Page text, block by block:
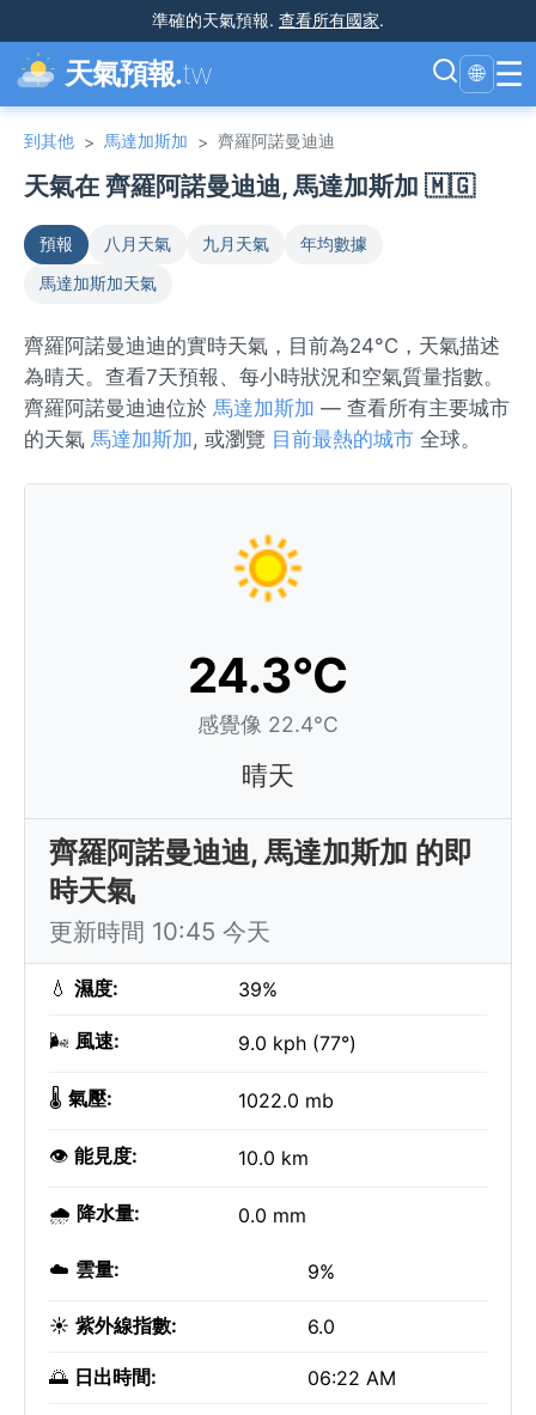
準確的天氣預報. 查看所有國家.
天氣預報.tw 🌐 ☰
到其他 > 馬達加斯加 > 齊羅阿諾曼迪迪
天氣在 齊羅阿諾曼迪迪, 馬達加斯加 🇲🇬
預報 八月天氣 九月天氣
年均數據
馬達加斯加天氣
齊羅阿諾曼迪迪的實時天氣，目前為24°C，天氣描述
為晴天。查看7天預報、每小時狀況和空氣質量指數。
齊羅阿諾曼迪迪位於 馬達加斯加 — 查看所有主要城市
的天氣 馬達加斯加, 或瀏覽 目前最熱的城市 全球。
24.3°C
感覺像 22.4°C
晴天
齊羅阿諾曼迪迪, 馬達加斯加 的即
時天氣
更新時間 10:45 今天
💧 濕度: 39%
🌬️ 風速: 9.0 kph (77°)
🌡️ 氣壓: 1022.0 mb
👁️ 能見度: 10.0 km
🌧️ 降水量: 0.0 mm
☁️ 雲量: 9%
☀️ 紫外線指數: 6.0
🌅 日出時間: 06:22 AM